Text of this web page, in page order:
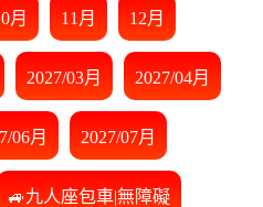
月 11月 12月
2027/03月 2027/04月
06月 2027/07月
🚙九人座包車|無障礙